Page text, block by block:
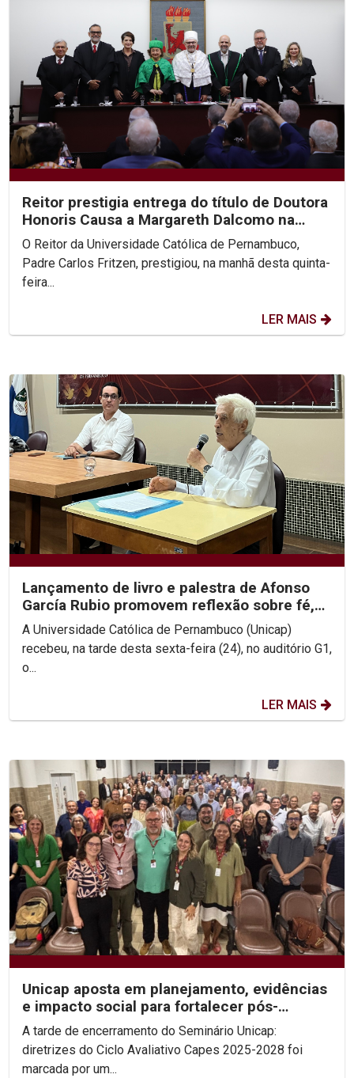
Reitor prestigia entrega do título de Doutora
Honoris Causa a Margareth Dalcomo na
UFPE
O Reitor da Universidade Católica de Pernambuco,
Padre Carlos Fritzen, prestigiou, na manhã desta quinta-
feira...
LER MAIS
Lançamento de livro e palestra de Afonso
García Rubio promovem reflexão sobre fé,
Igreja e esperança
A Universidade Católica de Pernambuco (Unicap)
recebeu, na tarde desta sexta-feira (24), no auditório G1,
o...
LER MAIS
Unicap aposta em planejamento, evidências
e impacto social para fortalecer pós-
graduação
A tarde de encerramento do Seminário Unicap:
diretrizes do Ciclo Avaliativo Capes 2025-2028 foi
marcada por um...